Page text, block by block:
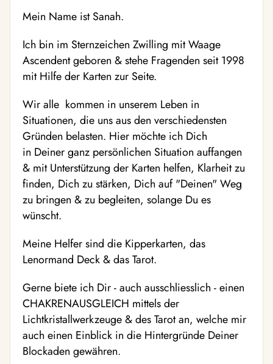
Mein Name ist Sanah.
Ich bin im Sternzeichen Zwilling mit Waage
Ascendent geboren & stehe Fragenden seit 1998
mit Hilfe der Karten zur Seite.
Wir alle kommen in unserem Leben in
Situationen, die uns aus den verschiedensten
Gründen belasten. Hier möchte ich Dich
in Deiner ganz persönlichen Situation auffangen
& mit Unterstützung der Karten helfen, Klarheit zu
finden, Dich zu stärken, Dich auf "Deinen" Weg
zu bringen & zu begleiten, solange Du es
wünscht.
Meine Helfer sind die Kipperkarten, das
Lenormand Deck & das Tarot.
Gerne biete ich Dir - auch ausschliesslich - einen
CHAKRENAUSGLEICH mittels der
Lichtkristallwerkzeuge & des Tarot an, welche mir
auch einen Einblick in die Hintergründe Deiner
Blockaden gewähren.